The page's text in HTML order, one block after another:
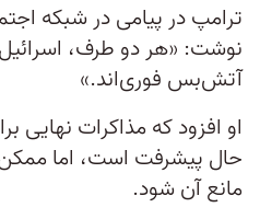
ترامپ در پیامی در شبکه
نوشت: «هر دو طرف، اسرائیل
آتش‌بس فوری‌اند.»
او افزود که مذاکرات نهایی
حال پیشرفت است، اما
مانع آن شود.